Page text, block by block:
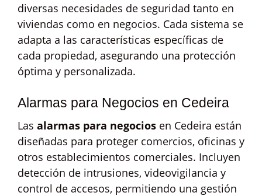
diversas necesidades de seguridad tanto en
viviendas como en negocios. Cada sistema se
adapta a las características específicas de
cada propiedad, asegurando una protección
óptima y personalizada.
Alarmas para Negocios en Cedeira
Las alarmas para negocios en Cedeira están
diseñadas para proteger comercios, oficinas y
otros establecimientos comerciales. Incluyen
detección de intrusiones, videovigilancia y
control de accesos, permitiendo una gestión